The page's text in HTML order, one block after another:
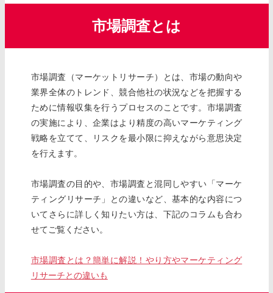
市場調査とは
市場調査（マーケットリサーチ）とは、市場の動向や
業界全体のトレンド、競合他社の状況などを把握する
ために情報収集を行うプロセスのことです。市場調査
の実施により、企業はより精度の高いマーケティング
戦略を立てて、リスクを最小限に抑えながら意思決定
を行えます。
市場調査の目的や、市場調査と混同しやすい「マーケ
ティングリサーチ」との違いなど、基本的な内容につ
いてさらに詳しく知りたい方は、下記のコラムも合わ
せてご覧ください。
市場調査とは？簡単に解説！やり方やマーケティング
リサーチとの違いも